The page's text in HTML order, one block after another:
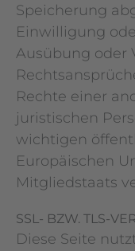
Speicherung
Einwilligung
Ausübung oder
Rechte einer
juristischen
wichtigen
Europäischen
Mitgliedstaats
SSL- BZW. TLS-
Diese Seite